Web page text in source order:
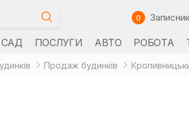
0 Записник
САД ПОСЛУГИ АВТО РОБОТА
Продаж будинків